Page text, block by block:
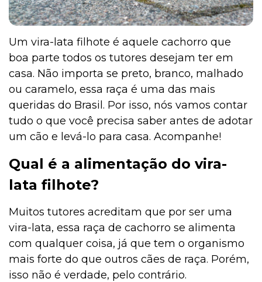
Um vira-lata filhote é aquele cachorro que
boa parte todos os tutores desejam ter em
casa. Não importa se preto, branco, malhado
ou caramelo, essa raça é uma das mais
queridas do Brasil. Por isso, nós vamos contar
tudo o que você precisa saber antes de adotar
um cão e levá-lo para casa. Acompanhe!
Qual é a alimentação do vira-
lata filhote?
Muitos tutores acreditam que por ser uma
vira-lata, essa raça de cachorro se alimenta
com qualquer coisa, já que tem o organismo
mais forte do que outros cães de raça. Porém,
isso não é verdade, pelo contrário.